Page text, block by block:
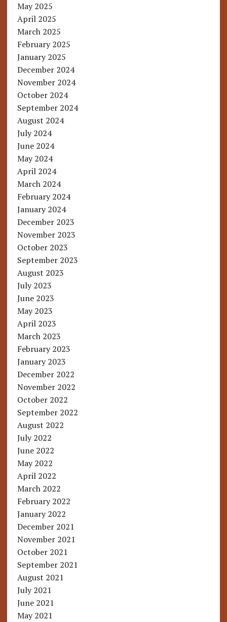
May 2025
April 2025
March 2025
February 2025
January 2025
December 2024
November 2024
October 2024
September 2024
August 2024
July 2024
June 2024
May 2024
April 2024
March 2024
February 2024
January 2024
December 2023
November 2023
October 2023
September 2023
August 2023
July 2023
June 2023
May 2023
April 2023
March 2023
February 2023
January 2023
December 2022
November 2022
October 2022
September 2022
August 2022
July 2022
June 2022
May 2022
April 2022
March 2022
February 2022
January 2022
December 2021
November 2021
October 2021
September 2021
August 2021
July 2021
June 2021
May 2021